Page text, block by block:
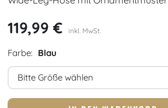
119,99 € inkl. MwSt.
Farbe: Blau
Größe